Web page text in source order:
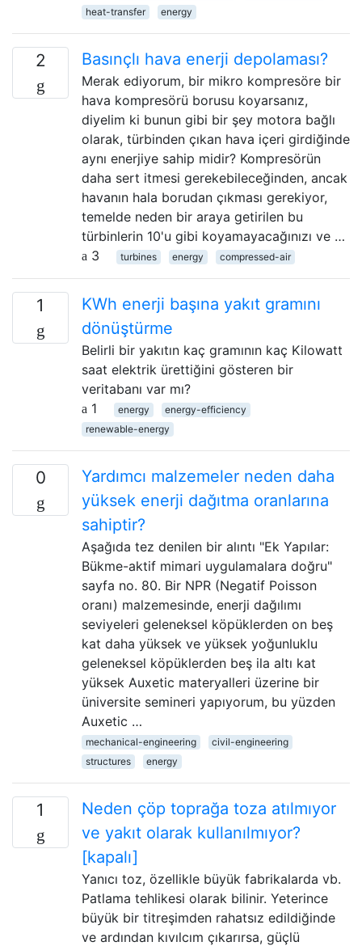
heat-transfer
energy
2 Basınçlı hava enerji depolaması?
Merak ediyorum, bir mikro kompresöre bir
hava kompresörü borusu koyarsanız,
diyelim ki bunun gibi bir şey motora bağlı
olarak, türbinden çıkan hava içeri girdiğinde
aynı enerjiye sahip midir? Kompresörün
daha sert itmesi gerekebileceğinden, ancak
havanın hala borudan çıkması gerekiyor,
temelde neden bir araya getirilen bu
türbinlerin 10'u gibi koyamayacağınızı ve …
3
turbines energy compressed-air
1
KWh enerji başına yakıt gramını
dönüştürme
Belirli bir yakıtın kaç gramının kaç Kilowatt
saat elektrik ürettiğini gösteren bir
veritabanı var mı?
1
energy
energy-efficiency
renewable-energy
0
Yardımcı malzemeler neden daha
yüksek enerji dağıtma oranlarına
sahiptir?
Aşağıda tez denilen bir alıntı "Ek Yapılar:
Bükme-aktif mimari uygulamalara doğru"
sayfa no. 80. Bir NPR (Negatif Poisson
oranı) malzemesinde, enerji dağılımı
seviyeleri geleneksel köpüklerden on beş
kat daha yüksek ve yüksek yoğunluklu
geleneksel köpüklerden beş ila altı kat
yüksek Auxetic materyalleri üzerine bir
üniversite semineri yapıyorum, bu yüzden
Auxetic …
mechanical-engineering
civil-engineering
structures
energy
1
Neden çöp toprağa toza atılmıyor
ve yakıt olarak kullanılmıyor?
[kapalı]
Yanıcı toz, özellikle büyük fabrikalarda vb.
Patlama tehlikesi olarak bilinir. Yeterince
büyük bir titreşimden rahatsız edildiğinde
ve ardından kıvılcım çıkarırsa, güçlü